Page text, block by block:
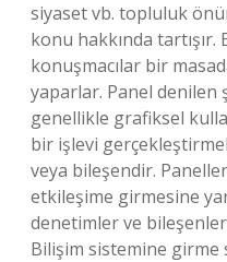
siyaset vb. topluluk
konu hakkında
konuşmacılar bir
yaparlar. Panel denilen
genellikle grafiksel
bir işlevi
veya bileşendir.
etkileşime girmesine
denetimler ve
Bilişim sistemine girme